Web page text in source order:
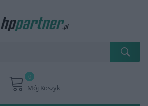
Mój Koszyk
0